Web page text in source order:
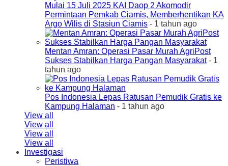
Mulai 15 Juli 2025 KAI Daop 2 Akomodir
Permintaan Pemkab Ciamis, Memberhentikan KA
Argo Wilis di Stasiun Ciamis - 1 tahun ago
Mentan Amran: Operasi Pasar Murah AgriPost
Sukses Stabilkan Harga Pangan Masyarakat- 1
tahun ago
Pos Indonesia Lepas Ratusan Pemudik Gratis ke
Kampung Halaman - 1 tahun ago
View all
View all
View all
View all
Investigasi
Peristiwa